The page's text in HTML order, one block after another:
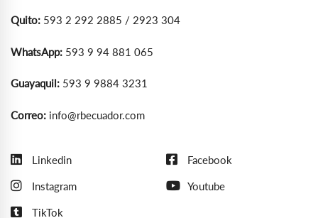
Quito: 593 2 292 2885 / 2923 304
WhatsApp: 593 9 94 881 065
Guayaquil: 593 9 9884 3231
Correo: info@rbecuador.com
Linkedin Facebook
Instagram Youtube
TikTok